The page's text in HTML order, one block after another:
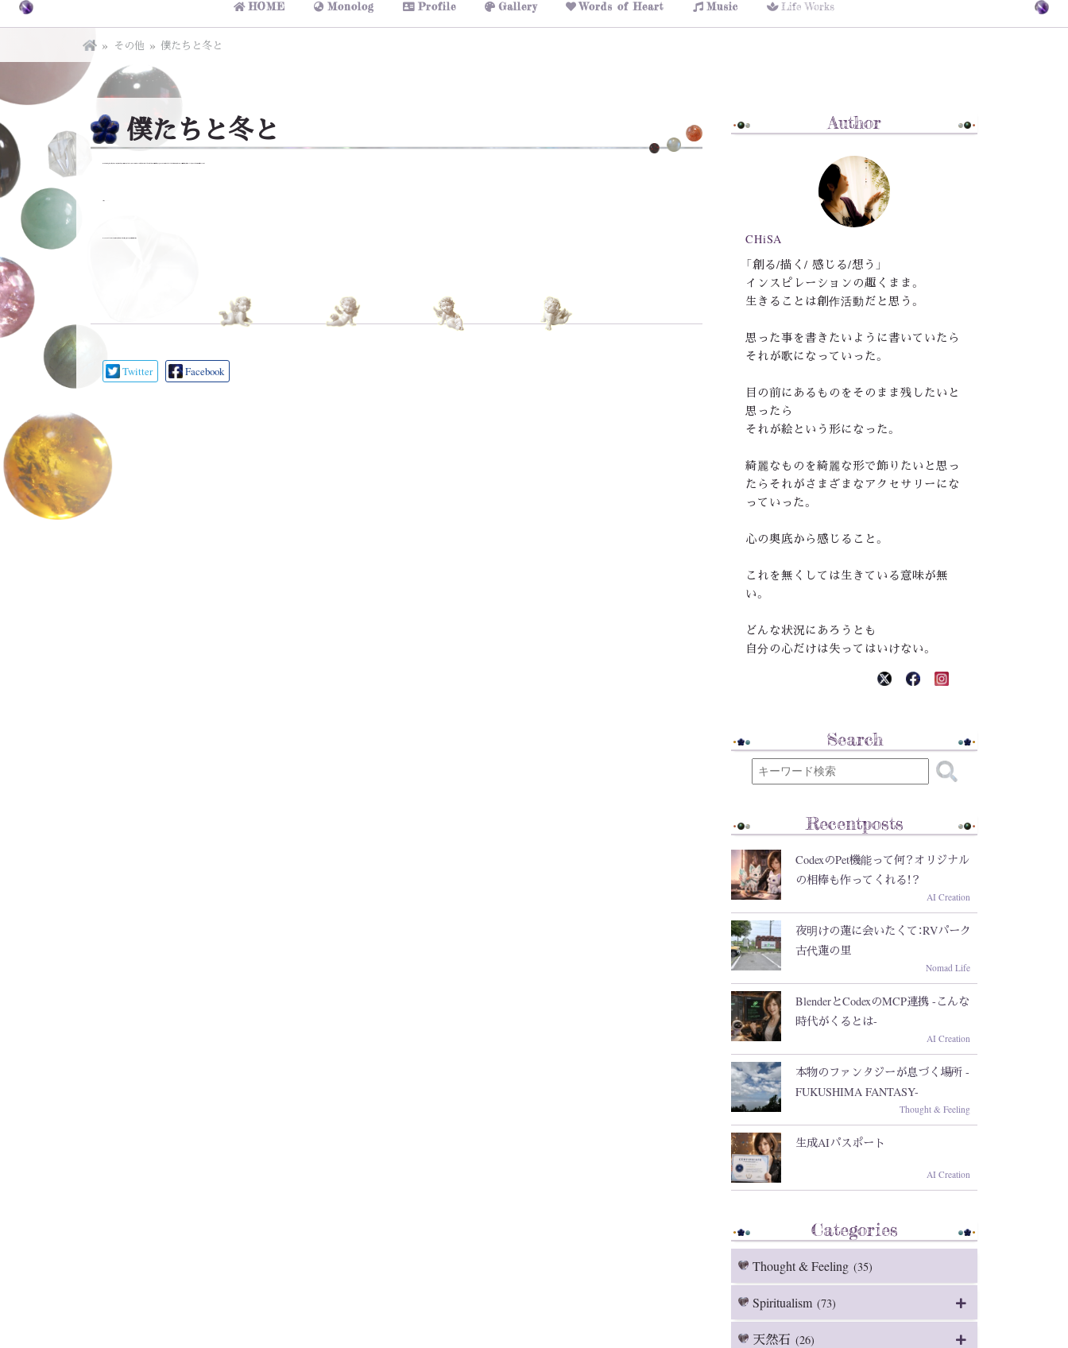
HOME Monolog Profile Gallery Words of Heart Music Life Works
その他 僕たちと冬と
僕たちと冬と
Twitter Facebook
Author
CHiSA
「創る/描く/ 感じる/想う」
インスピレーションの趣くまま。
生きることは創作活動だと思う。
思った事を書きたいように書いていたら
それが歌になっていった。
目の前にあるものをそのまま残したいと
思ったら
それが絵という形になった。
綺麗なものを綺麗な形で飾りたいと思っ
たらそれがさまざまなアクセサリーにな
っていった。
心の奥底から感じること。
これを無くしては生きている意味が無
い。
どんな状況にあろうとも
自分の心だけは失ってはいけない。
Search
Recentposts
CodexのPet機能って何？オリジナル
の相棒も作ってくれる！？
AI Creation
夜明けの蓮に会いたくて：RVパーク
古代蓮の里
Nomad Life
BlenderとCodexのMCP連携 -こんな
時代がくるとは-
AI Creation
本物のファンタジーが息づく場所 -
FUKUSHIMA FANTASY-
Thought & Feeling
生成AIパスポート
AI Creation
Categories
Thought & Feeling (35)
Spiritualism (73)
天然石 (26)